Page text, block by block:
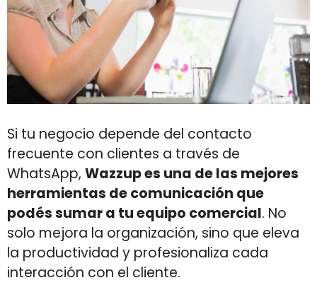
Si tu negocio depende del contacto
frecuente con clientes a través de
WhatsApp, Wazzup es una de las mejores
herramientas de comunicación que
podés sumar a tu equipo comercial. No
solo mejora la organización, sino que eleva
la productividad y profesionaliza cada
interacción con el cliente.